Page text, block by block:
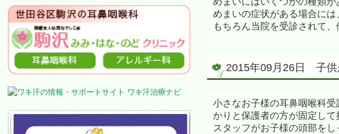
めまいの症状がある場合には
もちろん当院を受診されて
2015年09月26日 子供
小さなお子様の耳鼻咽喉科
かりと保護者の方が固定して
スタッフがお子様の頭部を